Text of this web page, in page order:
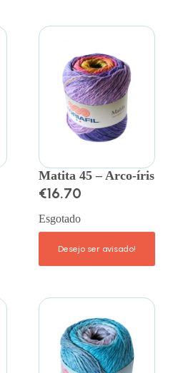
Matita 45 – Arco-íris
€16.70
Esgotado